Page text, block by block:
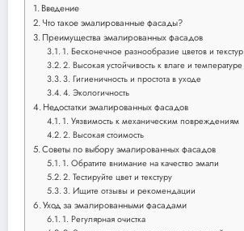
Введение
Что такое эмалированные фасады?
Преимущества эмалированных фасадов
1. Бесконечное разнообразие цветов и текстур
2. Высокая устойчивость к влаге и температуре
3. Гигиеничность и простота в уходе
4. Экологичность
Недостатки эмалированных фасадов
1. Уязвимость к механическим повреждениям
2. Высокая стоимость
Советы по выбору эмалированных фасадов
1. Обратите внимание на качество эмали
2. Тестируйте цвет и текстуру
3. Ищите отзывы и рекомендации
Уход за эмалированными фасадами
1. Регулярная очистка